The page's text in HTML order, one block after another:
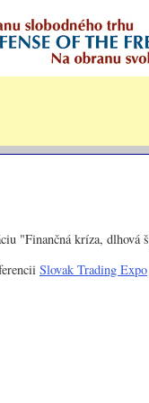
"Finančná kríza,
Slovak Trading Expo